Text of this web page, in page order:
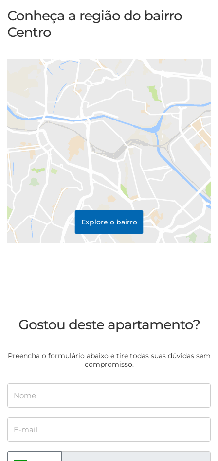
Conheça a região do bairro
Centro
Explore o bairro
Gostou deste apartamento?
Preencha o formulário abaixo e tire todas suas dúvidas sem
compromisso.